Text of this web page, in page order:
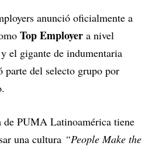
anunció oficialmente a
Top Employer a nivel
el gigante de indumentaria
del selecto grupo por
de PUMA Latinoamérica tiene
una cultura “People Make the